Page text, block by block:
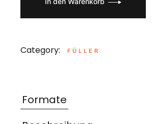
Category: FÜLLER
Formate